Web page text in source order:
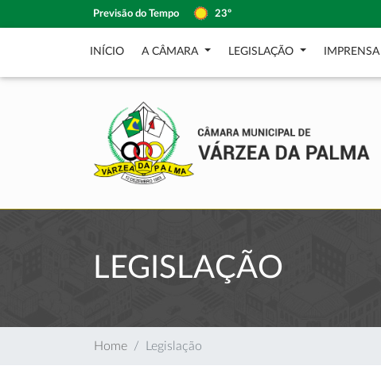
Previsão do Tempo 23º
INÍCIO A CÂMARA LEGISLAÇÃO IMPRENSA
LEGISLAÇÃO
Home Legislação